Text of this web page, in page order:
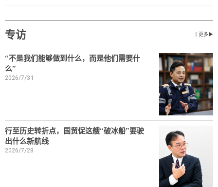
专访 丨更多▶
“不是我们能够做到什么，而是他们需要什
么”
2026/7/31
行至历史转折点，国贸促这艘“破冰船”要驶
出什么新航线
2026/7/28